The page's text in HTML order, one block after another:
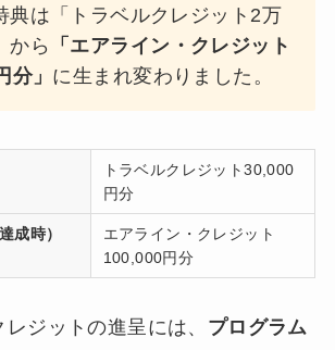
典は「トラベルクレジット2万
から
「エアライン・クレジット
分」 に生まれ変わりました。
トラベルクレジット30,000
円分
成時）
エアライン・クレジット
100,000円分
ジットの進呈には、 プログラム